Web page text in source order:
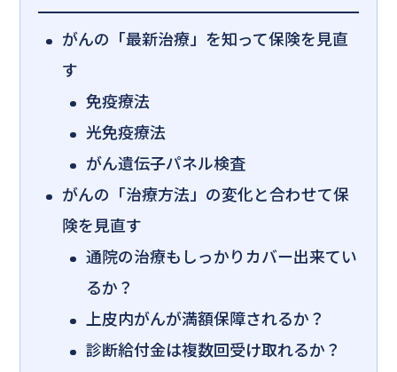
がんの「最新治療」を知って保険を見直
す
免疫療法
光免疫療法
がん遺伝子パネル検査
がんの「治療方法」の変化と合わせて保
険を見直す
通院の治療もしっかりカバー出来てい
るか？
上皮内がんが満額保障されるか？
診断給付金は複数回受け取れるか？